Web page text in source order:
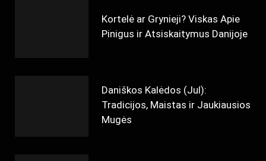
Kortelė ar Grynieji? Viskas Apie
Pinigus ir Atsiskaitymus Danijoje
Daniškos Kalėdos (Jul):
Tradicijos, Maistas ir Jaukiausios
Mugės